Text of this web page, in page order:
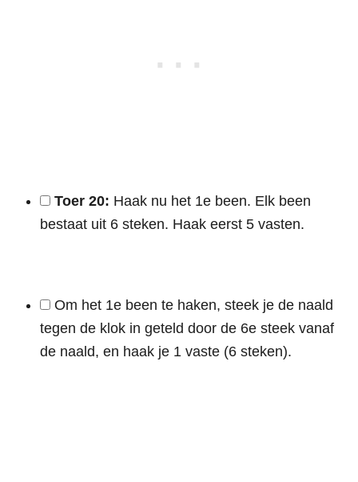
Toer 20: Haak nu het 1e been. Elk been
bestaat uit 6 steken. Haak eerst 5 vasten.
Om het 1e been te haken, steek je de naald
tegen de klok in geteld door de 6e steek vanaf
de naald, en haak je 1 vaste (6 steken).